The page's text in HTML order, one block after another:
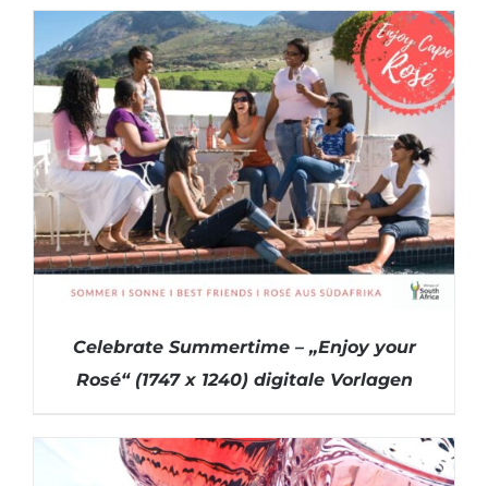
DETAILS
Celebrate Summertime – „Enjoy your
Rosé“ (1747 x 1240) digitale Vorlagen